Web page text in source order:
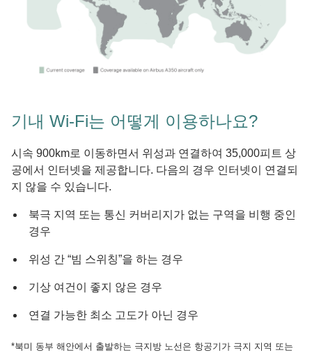
기내 Wi-Fi는 어떻게 이용하나요?
시속 900km로 이동하면서 위성과 연결하여 35,000피트 상
공에서 인터넷을 제공합니다. 다음의 경우 인터넷이 연결되
지 않을 수 있습니다.
북극 지역 또는 통신 커버리지가 없는 구역을 비행 중인
경우
위성 간 “빔 스위칭”을 하는 경우
기상 여건이 좋지 않은 경우
연결 가능한 최소 고도가 아닌 경우
*북미 동부 해안에서 출발하는 극지방 노선은 항공기가 극지 지역 또는